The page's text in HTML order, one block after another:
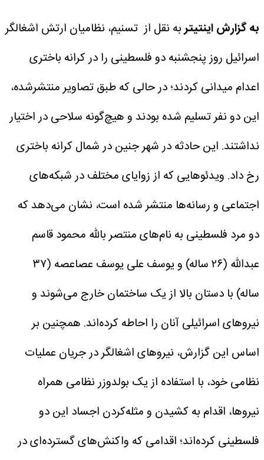
به گزارش اینتیتربه نقل از تسنیم، نظامیان ارتش اشغالگر
اسرائیل روز پنجشنبه دو فلسطینی را در کرانه باختری
اعدام میدانی کردند؛ در حالی که طبق تصاویر منتشرشده،
این دو نفر تسلیم شده بودند و هیچ‌گونه سلاحی در اختیار
نداشتند. این حادثه در شهر جنین در شمال کرانه باختری
رخ داد. ویدئوهایی که از زوایای مختلف در شبکه‌های
اجتماعی و رسانه‌ها منتشر شده است، نشان می‌دهد که
دو مرد فلسطینی به نام‌های منتصر بالله محمود قاسم
عبدالله (۲۶ ساله) و یوسف علی یوسف عصاعصه (۳۷
ساله) با دستان بالا از یک ساختمان خارج می‌شوند و
نیروهای اسرائیلی آنان را احاطه کرده‌اند. همچنین بر
اساس این گزارش، نیروهای اشغالگر در جریان عملیات
نظامی خود، با استفاده از یک بولدوزر نظامی همراه
نیروها، اقدام به کشیدن و مثله‌کردن اجساد این دو
فلسطینی کرده‌اند؛ اقدامی که واکنش‌های گسترده‌ای در